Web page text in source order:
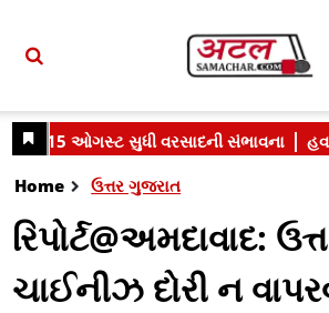
Home ઉત્તર ગુજરાત
રિપોર્ટ@અમદાવાદ:
ચાઈનીઝ દોરી ન